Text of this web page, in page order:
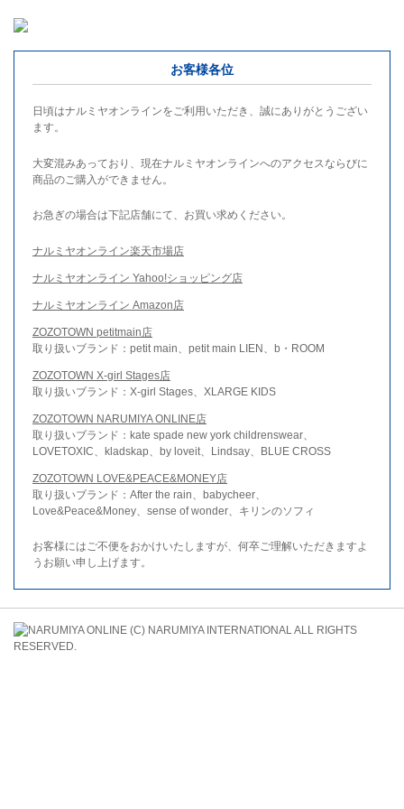
お客様各位
日頃はナルミヤオンラインをご利用いただき、誠にありがとうござい
ます。
大変混みあっており、現在ナルミヤオンラインへのアクセスならびに
商品のご購入ができません。
お急ぎの場合は下記店舗にて、お買い求めください。
ナルミヤオンライン楽天市場店
ナルミヤオンライン Yahoo!ショッピング店
ナルミヤオンライン Amazon店
ZOZOTOWN petitmain店
取り扱いブランド：petit main、petit main LIEN、b・ROOM
ZOZOTOWN X-girl Stages店
取り扱いブランド：X-girl Stages、XLARGE KIDS
ZOZOTOWN NARUMIYA ONLINE店
取り扱いブランド：kate spade new york childrenswear、
LOVETOXIC、kladskap、by loveit、Lindsay、BLUE CROSS
ZOZOTOWN LOVE&PEACE&MONEY店
取り扱いブランド：After the rain、babycheer、
Love&Peace&Money、sense of wonder、キリンのソフィ
お客様にはご不便をおかけいたしますが、何卒ご理解いただきますよ
うお願い申し上げます。